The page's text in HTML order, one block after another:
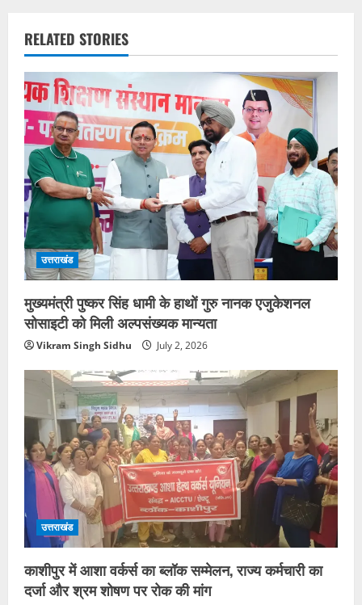
RELATED STORIES
उत्तराखंड
मुख्यमंत्री पुष्कर सिंह धामी के हाथों गुरु नानक एजुकेशनल
सोसाइटी को मिली अल्पसंख्यक मान्यता
Vikram Singh Sidhu July 2, 2026
उत्तराखंड
काशीपुर में आशा वर्कर्स का ब्लॉक सम्मेलन, राज्य कर्मचारी का
दर्जा और श्रम शोषण पर रोक की मांग